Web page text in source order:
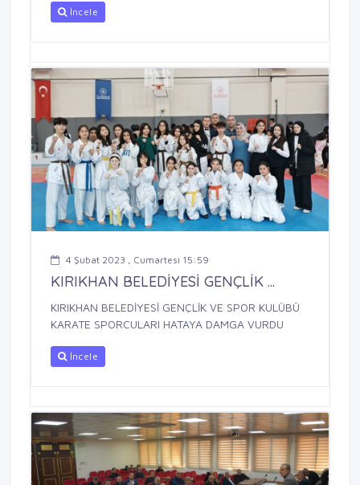
İncele
4 Şubat 2023 , Cumartesi 15:59
KIRIKHAN BELEDİYESİ GENÇLİK ...
KIRIKHAN BELEDİYESİ GENÇLİK VE SPOR KULÜBÜ
KARATE SPORCULARI HATAYA DAMGA VURDU
İncele